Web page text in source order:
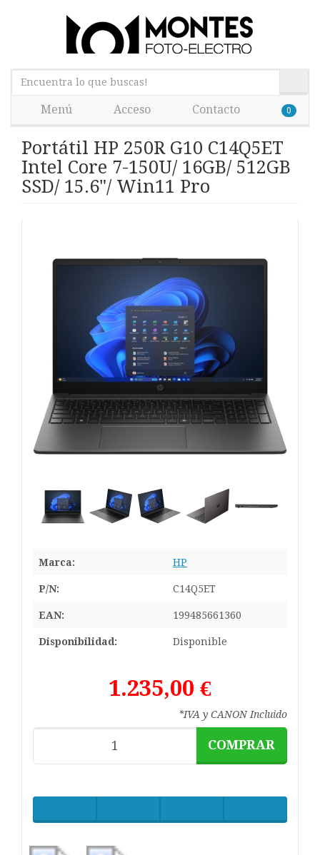
Menú Acceso Contacto 0
Portátil HP 250R G10 C14Q5ET
Intel Core 7-150U/ 16GB/ 512GB
SSD/ 15.6"/ Win11 Pro
Marca: HP
P/N: C14Q5ET
EAN: 199485661360
Disponibilidad: Disponible
1.235,00 €
*IVA y CANON Incluido
COMPRAR